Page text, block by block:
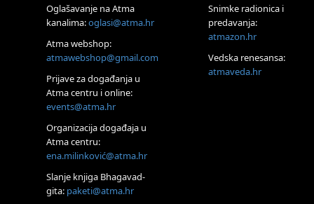
Online
Visoko
Alemka Dauskardt – Jednodnevna radionica sistemskih
konstelacija
HOD PO ŽERAVICI – Seminar koji mijenja tijelo, duh i um
SoulFest – Festival glazbe, mudrosti i zajedništva
Radoboj
Noćna šumska kupka
Online
Oglašavanje na Atma
kanalima:oglasi@atma.hr
Atma webshop:
atmawebshop@gmail.com
Prijave za događanja u
Atma centru i online:
events@atma.hr
Organizacija događaja u
Atma centru:
ena.milinković@atma.hr
Slanje knjiga Bhagavad-
gita: paketi@atma.hr
Snimke radionica i
predavanja:
atmazon.hr
Vedska renesansa:
atmaveda.hr